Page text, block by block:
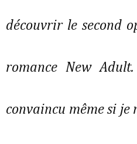
découvrir le second
romance New
convaincu même si